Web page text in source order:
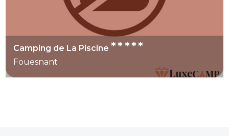
Camping de La Piscine*****
Fouesnant